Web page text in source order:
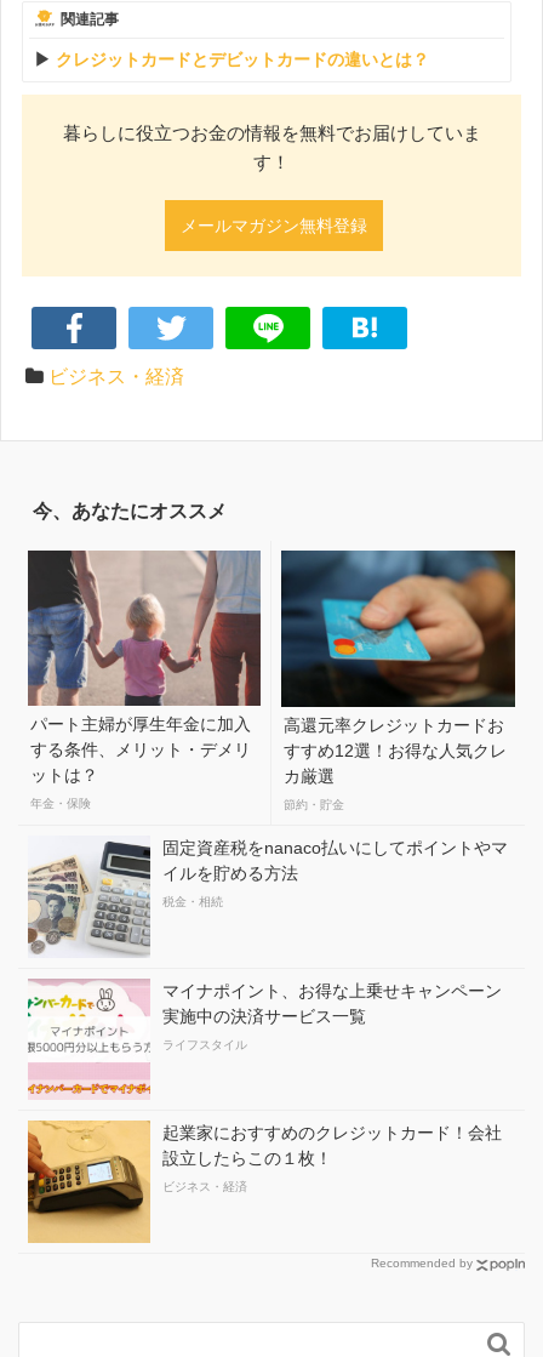
関連記事
クレジットカードとデビットカードの違いとは？
暮らしに役立つお金の情報を無料でお届けしていま
す！
メールマガジン無料登録
ビジネス・経済
今、あなたにオススメ
パート主婦が厚生年金に加入
する条件、メリット・デメリ
ットは？
年金・保険
高還元率クレジットカードお
すすめ12選！お得な人気クレ
カ厳選
節約・貯金
固定資産税をnanaco払いにしてポイントやマ
イルを貯める方法
税金・相続
マイナポイント、お得な上乗せキャンペーン
実施中の決済サービス一覧
ライフスタイル
起業家におすすめのクレジットカード！会社
設立したらこの１枚！
ビジネス・経済
Recommended by
